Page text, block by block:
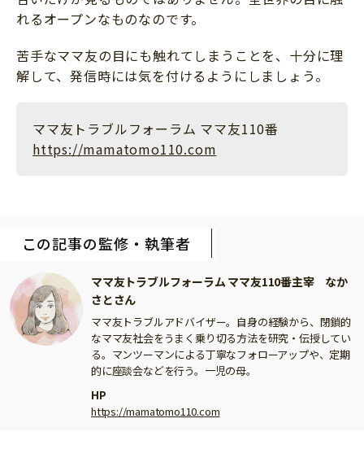
れるオープンなものなのです。
苦手なママ友の目にも触れてしまうことを、十分に理
解して、発信時には気を付けるようにしましょう。
ママ友トラブルフォーラム ママ友110番
https://mamatomo110.com
この記事の監修・執筆者
ママ友トラブルフォーラム ママ友110番主宰 なか
さとさん
ママ友トラブルアドバイザー。自身の経験から、閉鎖的
なママ友社会をうまく乗り切る方法を研究・伝授してい
る。マンツーマンによる丁寧なフォローアップや、定期
的に座談会などを行う。一児の母。
HP
https://mamatomo110.com